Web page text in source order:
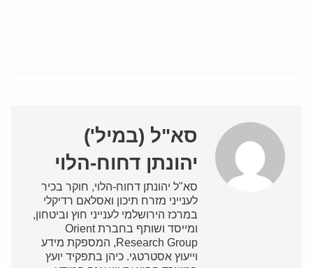
סא"ל (במיל')
יהונתן דחוח-הלוי
סא"ל יהונתן דחוח-הלוי, חוקר בכיר
לענייני מזרח תיכון ואסלאם רדיקלי
במרכז הירושלמי לענייני חוץ וביטחון,
ומייסד ושותף בחברת Orient
Research Group, המספקת מידע
וייעוץ אסטרטגי. כיהן בתפקיד יועץ